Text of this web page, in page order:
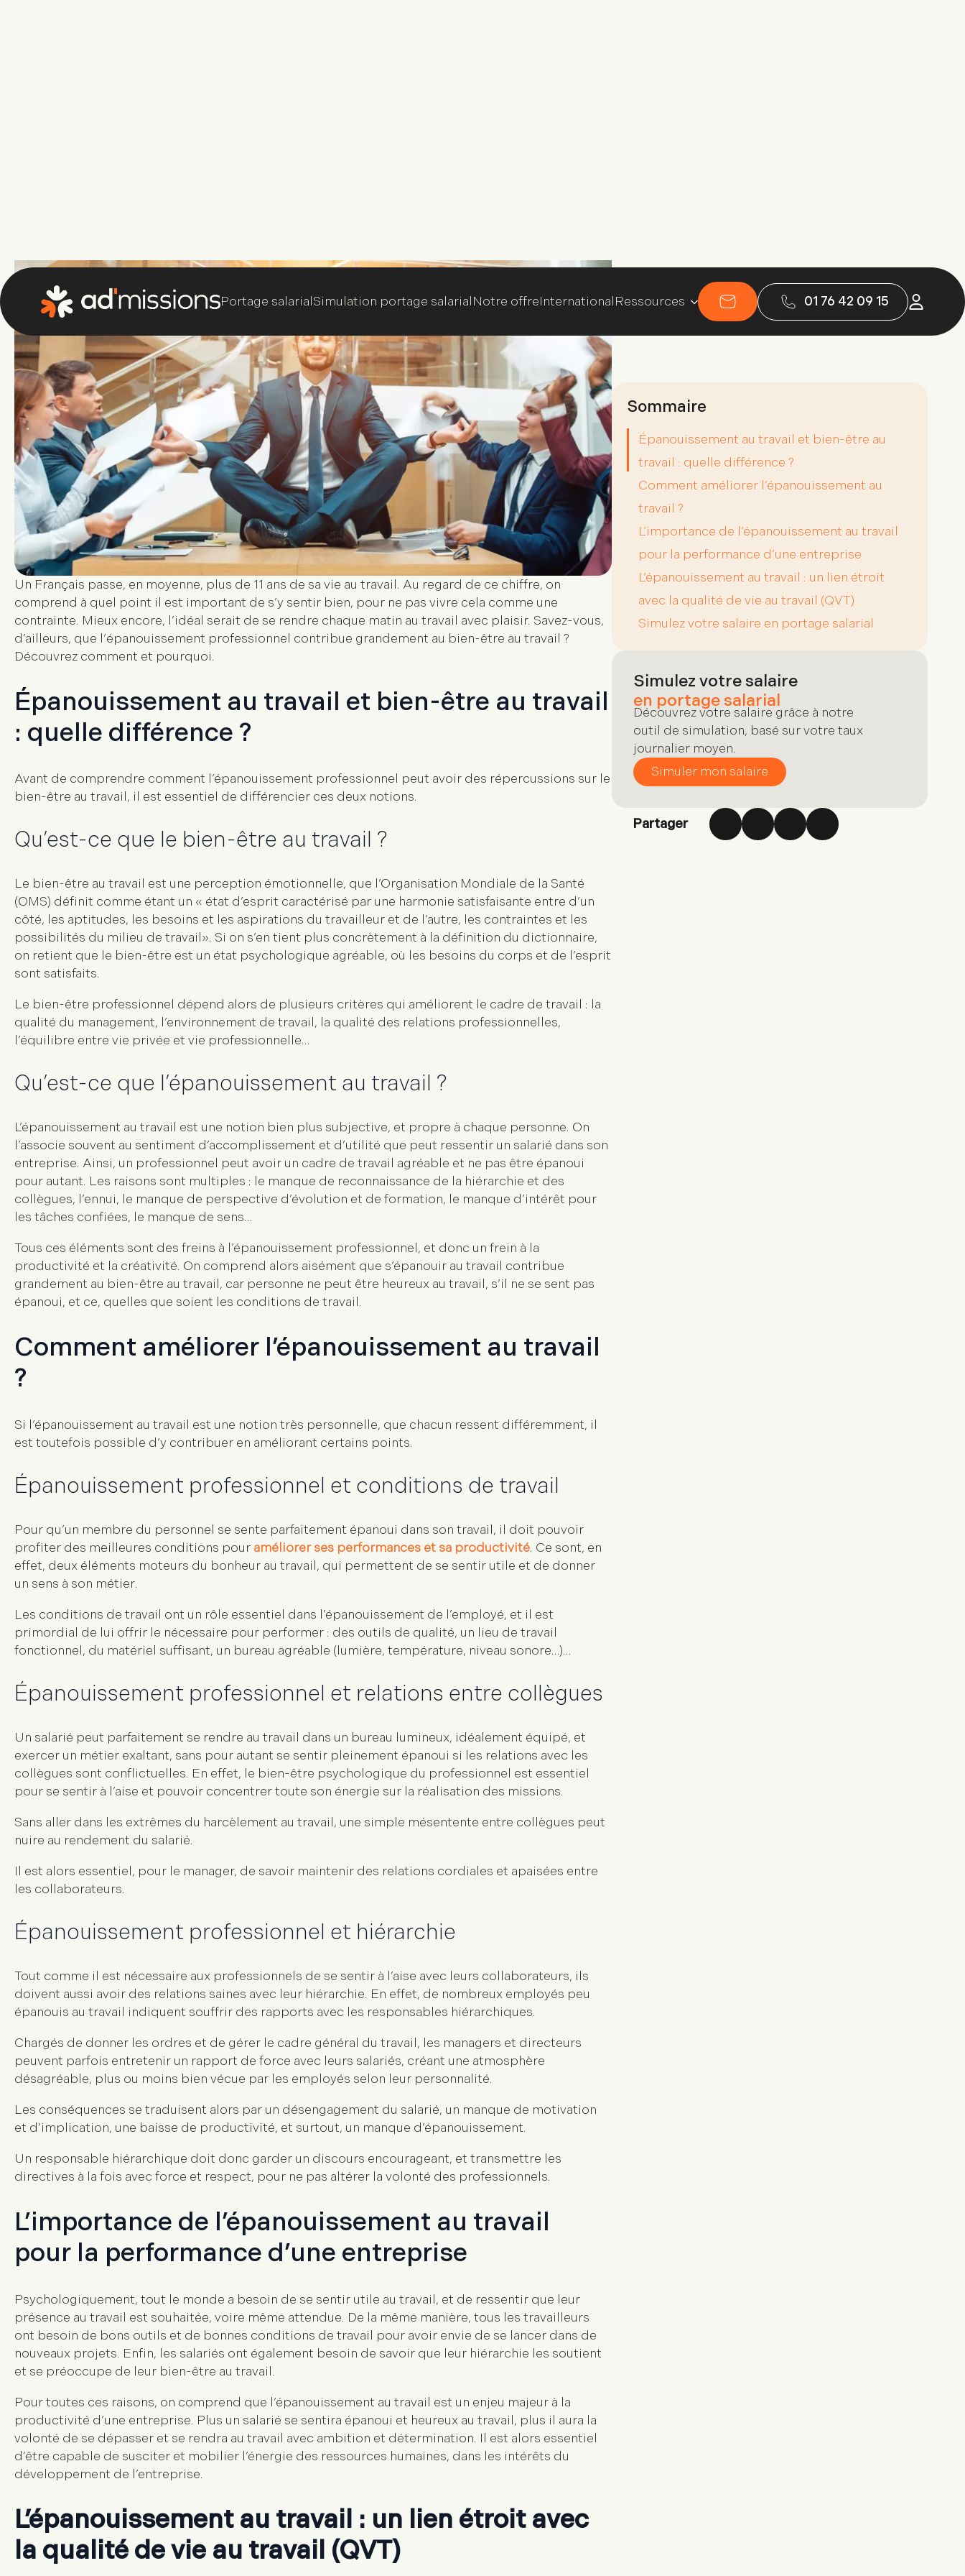
Un Français passe, en moyenne, plus de 11 ans de sa vie au travail. Au regard de ce chiffre, on
comprend à quel point il est important de s’y sentir bien, pour ne pas vivre cela comme une
contrainte. Mieux encore, l’idéal serait de se rendre chaque matin au travail avec plaisir. Savez-vous,
d’ailleurs, que l’épanouissement professionnel contribue grandement au bien-être au travail ?
Découvrez comment et pourquoi.
Épanouissement au travail et bien-être au travail
: quelle différence ?
Avant de comprendre comment l’épanouissement professionnel peut avoir des répercussions sur le
bien-être au travail, il est essentiel de différencier ces deux notions.
Qu’est-ce que le bien-être au travail ?
Le bien-être au travail est une perception émotionnelle, que l’Organisation Mondiale de la Santé
(OMS) définit comme étant un « état d’esprit caractérisé par une harmonie satisfaisante entre d’un
côté, les aptitudes, les besoins et les aspirations du travailleur et de l’autre, les contraintes et les
possibilités du milieu de travail». Si on s’en tient plus concrètement à la définition du dictionnaire,
on retient que le bien-être est un état psychologique agréable, où les besoins du corps et de l’esprit
sont satisfaits.
Le bien-être professionnel dépend alors de plusieurs critères qui améliorent le cadre de travail : la
qualité du management, l’environnement de travail, la qualité des relations professionnelles,
l’équilibre entre vie privée et vie professionnelle…
Qu’est-ce que l’épanouissement au travail ?
L’épanouissement au travail est une notion bien plus subjective, et propre à chaque personne. On
l’associe souvent au sentiment d’accomplissement et d’utilité que peut ressentir un salarié dans son
entreprise. Ainsi, un professionnel peut avoir un cadre de travail agréable et ne pas être épanoui
pour autant. Les raisons sont multiples : le manque de reconnaissance de la hiérarchie et des
collègues, l’ennui, le manque de perspective d’évolution et de formation, le manque d’intérêt pour
les tâches confiées, le manque de sens…
Tous ces éléments sont des freins à l’épanouissement professionnel, et donc un frein à la
productivité et la créativité. On comprend alors aisément que s’épanouir au travail contribue
grandement au bien-être au travail, car personne ne peut être heureux au travail, s’il ne se sent pas
épanoui, et ce, quelles que soient les conditions de travail.
Comment améliorer l’épanouissement au travail
?
Si l’épanouissement au travail est une notion très personnelle, que chacun ressent différemment, il
est toutefois possible d’y contribuer en améliorant certains points.
Épanouissement professionnel et conditions de travail
Pour qu’un membre du personnel se sente parfaitement épanoui dans son travail, il doit pouvoir
profiter des meilleures conditions pour améliorer ses performances et sa productivité. Ce sont, en
effet, deux éléments moteurs du bonheur au travail, qui permettent de se sentir utile et de donner
un sens à son métier.
Les conditions de travail ont un rôle essentiel dans l’épanouissement de l’employé, et il est
primordial de lui offrir le nécessaire pour performer : des outils de qualité, un lieu de travail
fonctionnel, du matériel suffisant, un bureau agréable (lumière, température, niveau sonore…)…
Épanouissement professionnel et relations entre collègues
Un salarié peut parfaitement se rendre au travail dans un bureau lumineux, idéalement équipé, et
exercer un métier exaltant, sans pour autant se sentir pleinement épanoui si les relations avec les
collègues sont conflictuelles. En effet, le bien-être psychologique du professionnel est essentiel
pour se sentir à l’aise et pouvoir concentrer toute son énergie sur la réalisation des missions.
Sans aller dans les extrêmes du harcèlement au travail, une simple mésentente entre collègues peut
nuire au rendement du salarié.
Il est alors essentiel, pour le manager, de savoir maintenir des relations cordiales et apaisées entre
les collaborateurs.
Épanouissement professionnel et hiérarchie
Tout comme il est nécessaire aux professionnels de se sentir à l’aise avec leurs collaborateurs, ils
doivent aussi avoir des relations saines avec leur hiérarchie. En effet, de nombreux employés peu
épanouis au travail indiquent souffrir des rapports avec les responsables hiérarchiques.
Chargés de donner les ordres et de gérer le cadre général du travail, les managers et directeurs
peuvent parfois entretenir un rapport de force avec leurs salariés, créant une atmosphère
désagréable, plus ou moins bien vécue par les employés selon leur personnalité.
Les conséquences se traduisent alors par un désengagement du salarié, un manque de motivation
et d’implication, une baisse de productivité, et surtout, un manque d’épanouissement.
Un responsable hiérarchique doit donc garder un discours encourageant, et transmettre les
directives à la fois avec force et respect, pour ne pas altérer la volonté des professionnels.
L’importance de l’épanouissement au travail
pour la performance d’une entreprise
Psychologiquement, tout le monde a besoin de se sentir utile au travail , et de ressentir que leur
présence au travail est souhaitée, voire même attendue. De la même manière, tous les travailleurs
ont besoin de bons outils et de bonnes conditions de travail pour avoir envie de se lancer dans de
nouveaux projets. Enfin, les salariés ont également besoin de savoir que leur hiérarchie les soutient
et se préoccupe de leur bien-être au travail.
Pour toutes ces raisons, on comprend que l’épanouissement au travail est un enjeu majeur à la
productivité d’une entreprise. Plus un salarié se sentira épanoui et heureux au travail, plus il aura la
volonté de se dépasser et se rendra au travail avec ambition et détermination. Il est alors essentiel
d’être capable de susciter et mobilier l’énergie des ressources humaines, dans les intérêts du
développement de l’entreprise.
L’épanouissement au travail : un lien étroit avec
la qualité de vie au travail (QVT)
L’importance de l’épanouissement au travail
pour la performance d’une entreprise
L’épanouissement au travail : un lien étroit
avec la qualité de vie au travail (QVT)
en portage salarial
outil de simulation, basé sur votre taux
journalier moyen.
Simuler mon salaire
Partager